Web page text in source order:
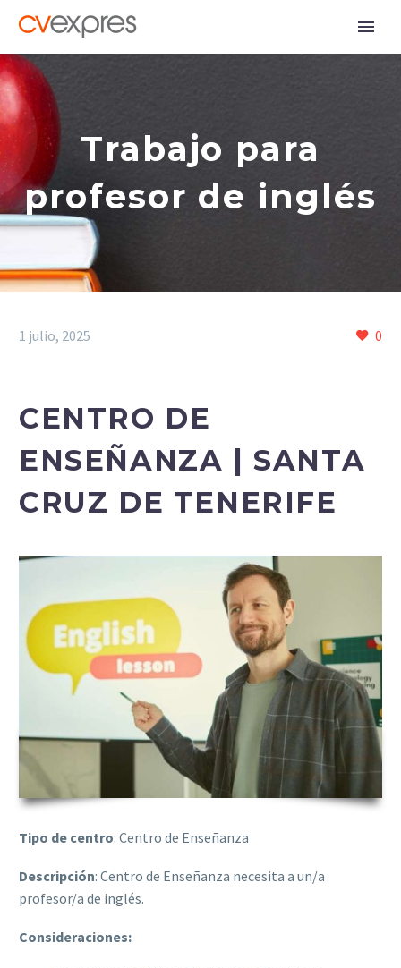
Trabajo para
profesor de inglés
0
1 julio, 2025
CENTRO DE
ENSEÑANZA | SANTA
CRUZ DE TENERIFE
Tipo de centro: Centro de Enseñanza
Descripción: Centro de Enseñanza necesita a un/a
profesor/a de inglés.
Consideraciones: